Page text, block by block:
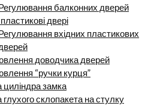
балконних дверей
пластикові двері
вхідних пластикових
доводчика дверей
“ручки курця”
циліндра замка
глухого склопакета на стулку